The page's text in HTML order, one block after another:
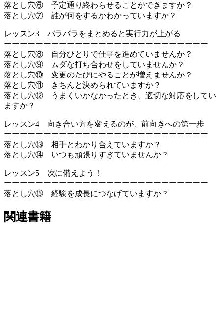
落とし穴⑥ 予定通り終わらせることができますか？
落とし穴⑦ 誰が何をするかわかっていますか？
レッスン3 バラバラをまとめると実行力が上がる
ーーーーーーーーーーーーーーーーーーーーーーーーーー
落とし穴⑧ 自分ひとりで仕事を進めていませんか？
落とし穴⑨ ムダな打ち合わせをしていませんか？
落とし穴⑩ 変更のたびにやることが増えませんか？
落とし穴⑪ きちんと決められていますか？
落とし穴⑫ うまくいかなかったとき、適切な対応をしてい
ますか？
レッスン4 向き合い方を変えるのが、前向きへの第一歩
ーーーーーーーーーーーーーーーーーーーーーーーーーー
落とし穴⑬ 相手とわかり合えていますか？
落とし穴⑭ いつも頑張りすぎていませんか？
レッスン5 次に備えよう！
ーーーーーーーーーーーーーーーーーーーーーーーーーー
落とし穴⑮ 経験を成長につなげていますか？
関連書籍